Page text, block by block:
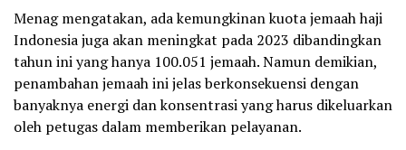
Menag mengatakan, ada kemungkinan kuota jemaah haji
Indonesia juga akan meningkat pada 2023 dibandingkan
tahun ini yang hanya 100.051 jemaah. Namun demikian,
penambahan jemaah ini jelas berkonsekuensi dengan
banyaknya energi dan konsentrasi yang harus dikeluarkan
oleh petugas dalam memberikan pelayanan.